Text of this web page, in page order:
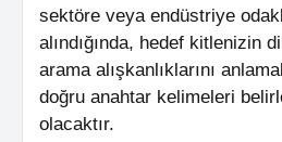
sektöre veya endüstriye
alındığında, hedef kitlenizin
arama alışkanlıklarını
doğru anahtar kelimeleri
olacaktır.